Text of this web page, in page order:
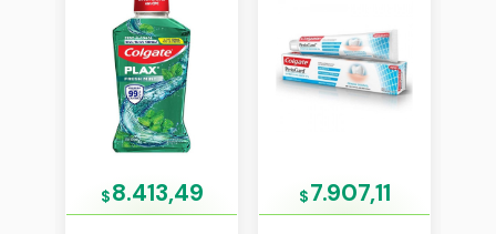
$8.413,49 $7.907,11